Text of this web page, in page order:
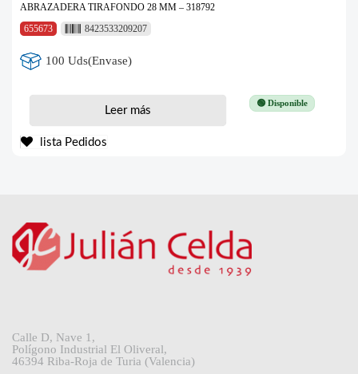
ABRAZADERA TIRAFONDO 28 MM – 318792
655673
8423533209207
100 Uds(Envase)
🟢 Disponible
Leer más
lista Pedidos
Calle D, Nave 1,
Polígono Industrial El Oliveral,
46394 Riba-Roja de Turia (Valencia)